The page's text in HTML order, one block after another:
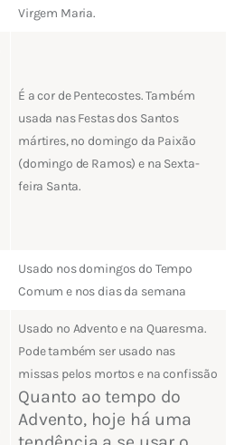
Virgem Maria.
É a cor de Pentecostes. Também
usada nas Festas dos Santos
mártires, no domingo da Paixão
(domingo de Ramos) e na Sexta-
feira Santa.
Usado nos domingos do Tempo
Comum e nos dias da semana
Usado no Advento e na Quaresma.
Pode também ser usado nas
missas pelos mortos e na confissão
Quanto ao tempo do
Advento, hoje há uma